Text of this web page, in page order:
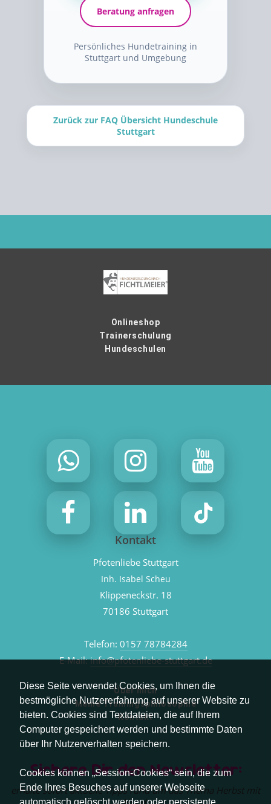
Diese Seite verwendet Cookies, um Ihnen die
bestmögliche Nutzererfahrung auf unserer Website zu
bieten. Cookies sind Textdateien, die auf Ihrem
Computer gespeichert werden und bestimmte Daten
über Ihr Nutzerverhalten speichern.
Cookies können „Session-Cookies“ sein, die zum
Ende Ihres Besuches auf unserer Webseite
automatisch gelöscht werden oder persistente
Beratung anfragen
Persönliches Hundetraining in
Stuttgart und Umgebung
Zurück zur FAQ Übersicht Hundeschule
Stuttgart
Onlineshop
Trainerschulung
Hundeschulen
Kontakt
Pfotenliebe Stuttgart
Inh. Isabel Scheu
Klippeneckstr. 18
70186 Stuttgart
Telefon: 0157 78784284
E-Mail:info@pfotenliebe-stuttgart.de
Über mich
Meine Trainingsphilosophie
Kontakt
Sichere Dir den Newsletter:
erhalte sofort aktuelle Tipps rund um das Thema Herbst mit